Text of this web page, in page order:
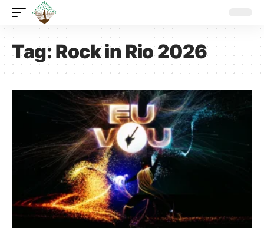
Tag:Rock in Rio 2026